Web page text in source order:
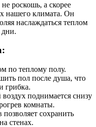
роскошь, а скорее
нашего климата. Он
наслаждаться теплом
по теплому полу.
пол после душа, что
грибка.
поднимается снизу
комнаты.
позволяет сохранить
стенах.